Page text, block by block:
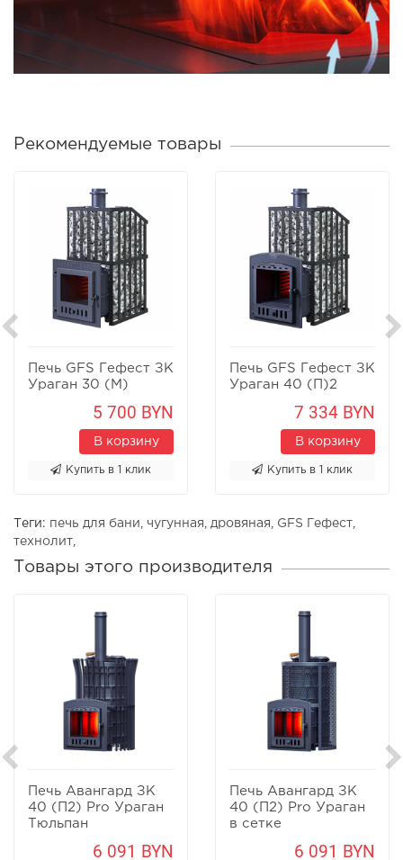
Рекомендуемые товары
Печь GFS Гефест ЗК
Ураган 30 (М)
5 700 BYN
В корзину
Купить в 1 клик
Печь GFS Гефест ЗК
Ураган 40 (П)2
7 334 BYN
В корзину
Купить в 1 клик
Теги: печь для бани чугунная дровяная GFS Гефест
технолит
Товары этого производителя
Печь Авангард ЗК
40 (П2) Pro Ураган
Тюльпан
6 091 BYN
Печь Авангард ЗК
40 (П2) Pro Ураган
в сетке
6 091 BYN